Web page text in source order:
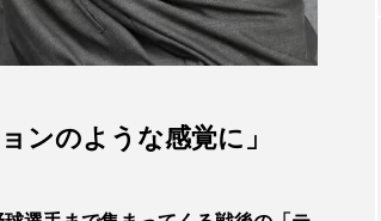
ンのような感覚に」